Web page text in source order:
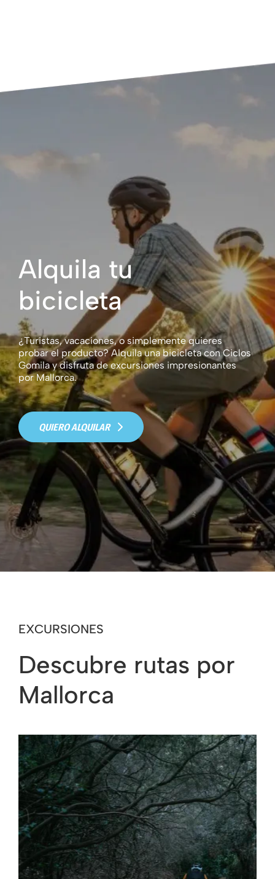
Alquila tu
bicicleta
¿Turistas, vacaciones, o simplemente quieres
probar el producto? Alquila una bicicleta con Ciclos
Gomila y disfruta de excursiones impresionantes
por Mallorca.
QUIERO ALQUILAR
EXCURSIONES
Descubre rutas por
Mallorca